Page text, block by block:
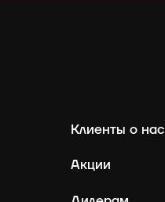
Клиенты о нас
Акции